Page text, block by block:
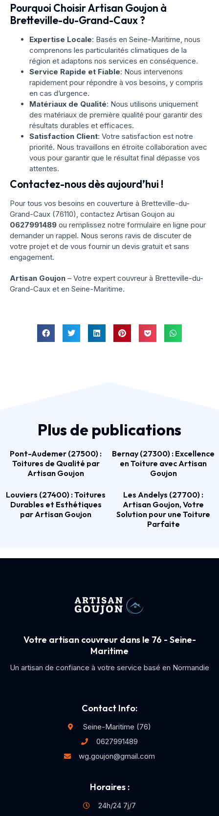
Pourquoi Choisir Artisan Goujon à
Bretteville-du-Grand-Caux ?
Expertise Locale: Basés en Seine-Maritime, nous
comprenons les particularités climatiques de la
région et adaptons nos services en conséquence.
Service Rapide et Fiable: Nous intervenons
rapidement pour répondre à vos besoins, y compris
en cas d’urgence.
Matériaux de Qualité: Nous utilisons uniquement
des matériaux de première qualité pour garantir des
résultats durables et efficaces.
Satisfaction Client: Votre satisfaction est notre
priorité. Nous travaillons en étroite collaboration avec
vous pour garantir que le résultat final dépasse vos
attentes.
Contactez-nous dès aujourd’hui !
Pour tous vos besoins en couverture à Bretteville-du-
Grand-Caux (76110), contactez Artisan Goujon au
0627991489 ou remplissez notre formulaire en ligne pour
demander un rappel. Nous serons ravis de discuter de
votre projet et de vous fournir un devis gratuit et sans
engagement.
Artisan Goujon – Votre expert couvreur à Bretteville-du-
Grand-Caux et en Seine-Maritime.
Plus de publications
Pont-Audemer (27500) :
Toitures de Qualité par
Artisan Goujon
Bernay (27300) : Excellence
en Toiture avec Artisan
Goujon
Louviers (27400) : Toitures
Durables et Esthétiques
par Artisan Goujon
Les Andelys (27700) :
Artisan Goujon, Votre
Solution pour une Toiture
Parfaite
Votre artisan couvreur dans le 76 - Seine-
Maritime
Un artisan de confiance à votre service basé en Normandie
Contact Info:
Seine-Maritime (76)
0627991489
wg.goujon@gmail.com
Horaires :
24h/24 7j/7